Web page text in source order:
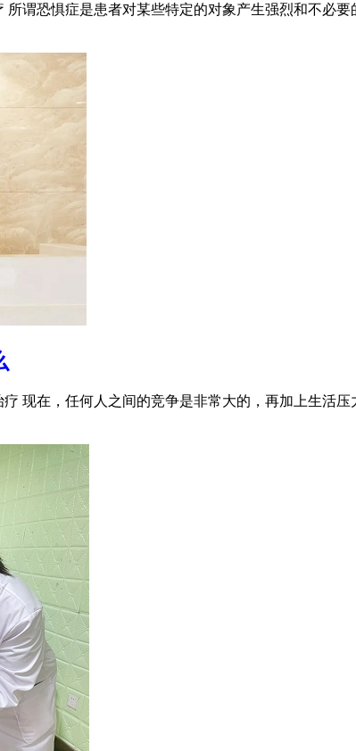
谓恐惧症是患者对某些特定的对象产生强烈和不必
现在，任何人之间的竞争是非常大的，再加上生活